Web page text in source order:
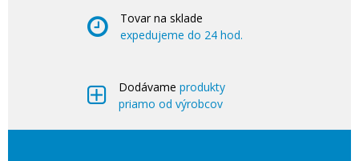
Tovar na sklade
expedujeme do 24 hod.
Dodávame produkty
priamo od výrobcov